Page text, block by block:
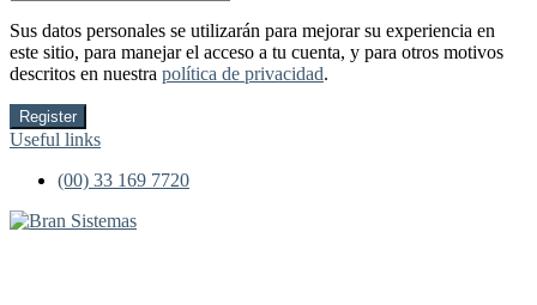
Sus datos personales se utilizarán para mejorar su experiencia en
este sitio, para manejar el acceso a tu cuenta, y para otros motivos
descritos en nuestra política de privacidad.
Register
Useful links
(00) 33 169 7720